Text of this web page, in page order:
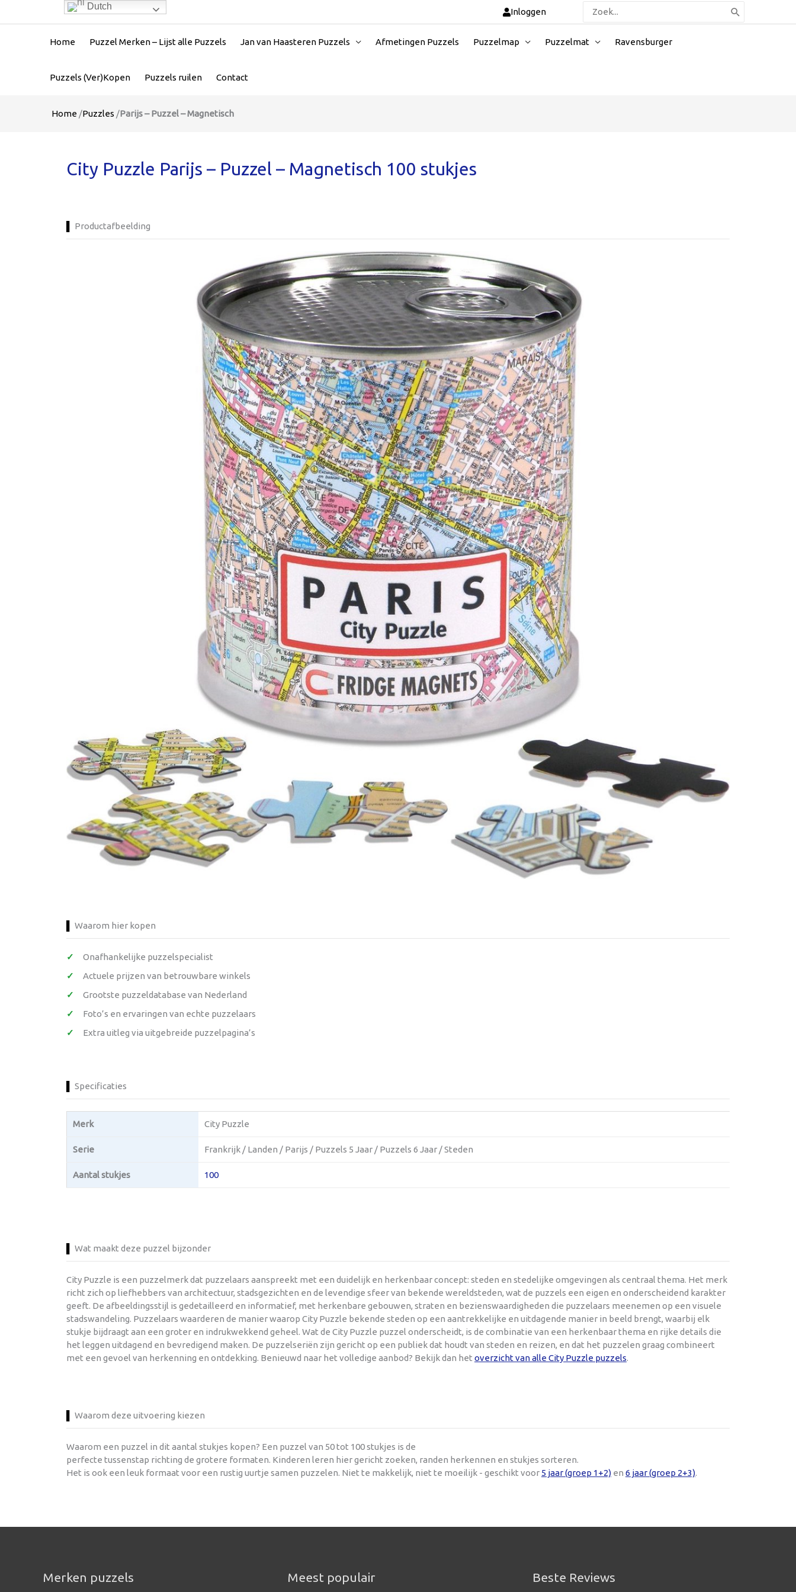
Inloggen
Zoeken
naar:
Home Puzzel Merken – Lijst alle Puzzels Jan van Haasteren Puzzels Afmetingen Puzzels Puzzelmap Puzzelmat Ravensburger
Puzzels (Ver)Kopen Puzzels ruilen Contact
Home /Puzzles /Parijs – Puzzel – Magnetisch
City Puzzle Parijs – Puzzel – Magnetisch 100 stukjes
Productafbeelding
Waarom hier kopen
Onafhankelijke puzzelspecialist
Actuele prijzen van betrouwbare winkels
Grootste puzzeldatabase van Nederland
Foto’s en ervaringen van echte puzzelaars
Extra uitleg via uitgebreide puzzelpagina’s
Specificaties
Merk City Puzzle
Serie Frankrijk / Landen / Parijs / Puzzels 5 Jaar / Puzzels 6 Jaar / Steden
Aantal stukjes 100
Wat maakt deze puzzel bijzonder
City Puzzle is een puzzelmerk dat puzzelaars aanspreekt met een duidelijk en herkenbaar concept: steden en stedelijke omgevingen als centraal thema. Het merk
richt zich op liefhebbers van architectuur, stadsgezichten en de levendige sfeer van bekende wereldsteden, wat de puzzels een eigen en onderscheidend karakter
geeft. De afbeeldingsstijl is gedetailleerd en informatief, met herkenbare gebouwen, straten en bezienswaardigheden die puzzelaars meenemen op een visuele
stadswandeling. Puzzelaars waarderen de manier waarop City Puzzle bekende steden op een aantrekkelijke en uitdagende manier in beeld brengt, waarbij elk
stukje bijdraagt aan een groter en indrukwekkend geheel. Wat de City Puzzle puzzel onderscheidt, is de combinatie van een herkenbaar thema en rijke details die
het leggen uitdagend en bevredigend maken. De puzzelseriën zijn gericht op een publiek dat houdt van steden en reizen, en dat het puzzelen graag combineert
met een gevoel van herkenning en ontdekking. Benieuwd naar het volledige aanbod? Bekijk dan het overzicht van alle City Puzzle puzzels.
Waarom deze uitvoering kiezen
Waarom een puzzel in dit aantal stukjes kopen? Een puzzel van 50 tot 100 stukjes is de
perfecte tussenstap richting de grotere formaten. Kinderen leren hier gericht zoeken, randen herkennen en stukjes sorteren.
Het is ook een leuk formaat voor een rustig uurtje samen puzzelen. Niet te makkelijk, niet te moeilijk - geschikt voor 5 jaar (groep 1+2) en 6 jaar (groep 2+3).
Merken puzzels Meest populair Beste Reviews
Dutch